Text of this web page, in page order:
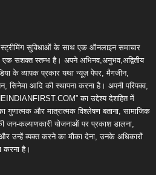
सुविधाओं के साथ एक ऑनलाइन समाचार
एक सशक्त स्तम्भ है। अपने अभिनव,अनुभव,अद्वितीय
के व्यापक प्रकार यथा न्यूज़ पेपर, मैगजीन,
सिनेमा आदि की स्थापना करना है। अपनी परिपक्व,
का उद्देश्य देशहित में
और मात्रात्मक विश्लेषण बताना, सामाजिक
कल्याणकारी योजनाओं पर प्रकाश डालना,
उन्हें व्यक्त करने का मौका देना, उनके अधिकारों
करना है।